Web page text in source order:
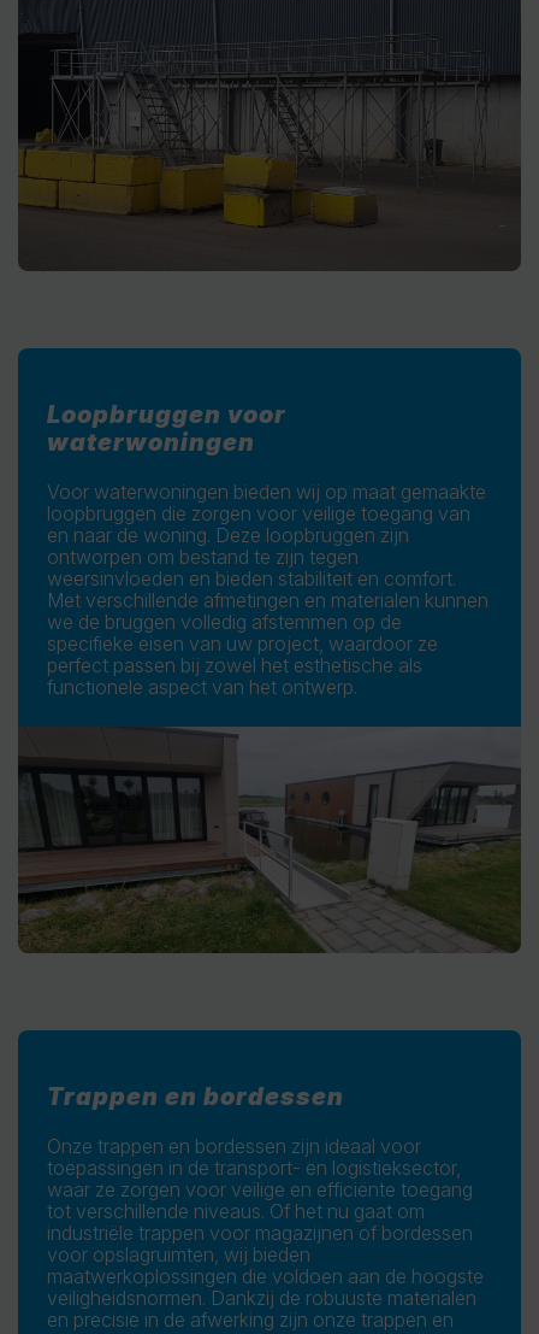
Loopbruggen voor
waterwoningen
Voor waterwoningen bieden wij op maat gemaakte
loopbruggen die zorgen voor veilige toegang van
en naar de woning. Deze loopbruggen zijn
ontworpen om bestand te zijn tegen
weersinvloeden en bieden stabiliteit en comfort.
Met verschillende afmetingen en materialen kunnen
we de bruggen volledig afstemmen op de
specifieke eisen van uw project, waardoor ze
perfect passen bij zowel het esthetische als
functionele aspect van het ontwerp.
Trappen en bordessen
Onze trappen en bordessen zijn ideaal voor
toepassingen in de transport- en logistieksector,
waar ze zorgen voor veilige en efficiënte toegang
tot verschillende niveaus. Of het nu gaat om
industriële trappen voor magazijnen of bordessen
voor opslagruimten, wij bieden
maatwerkoplossingen die voldoen aan de hoogste
veiligheidsnormen. Dankzij de robuuste materialen
en precisie in de afwerking zijn onze trappen en